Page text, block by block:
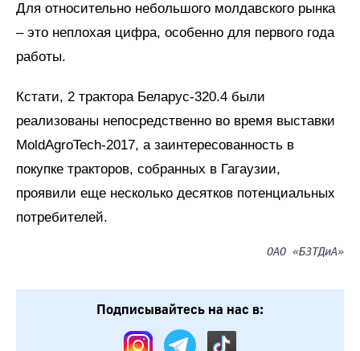
Для относительно небольшого молдавского рынка
– это неплохая цифра, особенно для первого года
работы.
Кстати, 2 трактора Беларус-320.4 были
реализованы непосредственно во время выставки
MoldAgroTech-2017, а заинтересованность в
покупке тракторов, собранных в Гагаузии,
проявили еще несколько десятков потенциальных
потребителей.
ОАО «БЗТДиА»
Подписывайтесь на нас в: